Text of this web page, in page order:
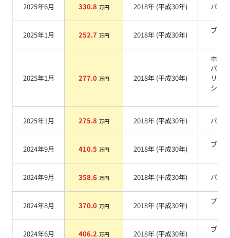
2025年6月 330.8 万円 2018年 (平成30年) パール
2025年1月 252.7 万円 2018年 (平成30年)
ブラ
2025年1月 277.0 万円 2018年 (平成30年)
ホワ
パー
リス
シャ
2025年1月 275.8 万円 2018年 (平成30年) パール
2024年9月 410.5 万円 2018年 (平成30年)
ブラ
2024年9月 358.6 万円 2018年 (平成30年) パール
2024年8月 370.0 万円 2018年 (平成30年)
ブラ
2024年6月 406.2 万円 2018年 (平成30年)
ブラ